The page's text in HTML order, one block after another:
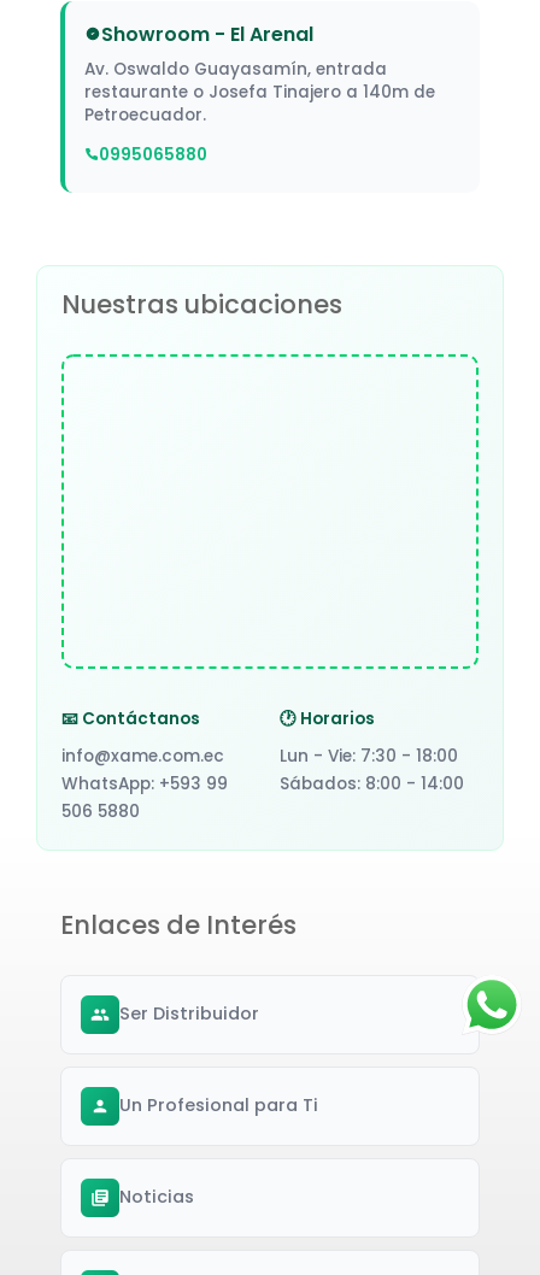
Showroom - El Arenal
Av. Oswaldo Guayasamín, entrada
restaurante o Josefa Tinajero a 140m de
Petroecuador.
0995065880
Nuestras ubicaciones
📧 Contáctanos
info@xame.com.ec
WhatsApp: +593 99
506 5880
🕐 Horarios
Lun - Vie: 7:30 - 18:00
Sábados: 8:00 - 14:00
Enlaces de Interés
Ser Distribuidor
Un Profesional para Ti
Noticias